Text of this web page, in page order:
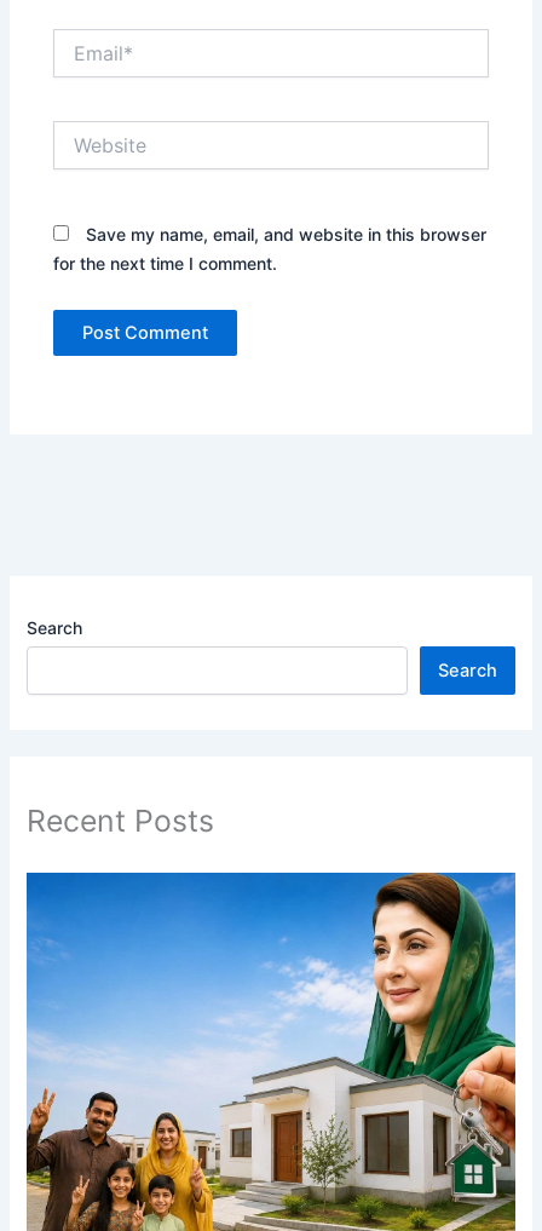
Save my name, email, and website in this browser
for the next time I comment.
Search
Search
Recent Posts